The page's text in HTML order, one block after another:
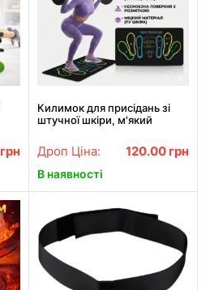
грн
Килимок для присідань зі
штучної шкіри, м'який
вправ на колінах,
універсальний фітнес-
килимок
Дроп Ціна: 120.00 грн
В наявності